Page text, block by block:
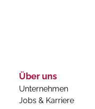
Über uns
Unternehmen
Jobs & Karriere